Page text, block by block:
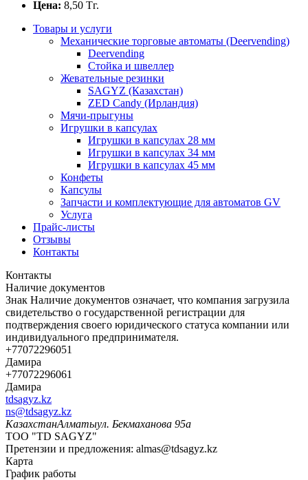
Цена: 8,50 Тг.
Товары и услуги
Механические торговые автоматы (Deervending)
Deervending
Стойка и швеллер
Жевательные резинки
SAGYZ (Казахстан)
ZED Candy (Ирландия)
Мячи-прыгуны
Игрушки в капсулах
Игрушки в капсулах 28 мм
Игрушки в капсулах 34 мм
Игрушки в капсулах 45 мм
Конфеты
Капсулы
Запчасти и комплектующие для автоматов GV
Услуга
Прайс-листы
Отзывы
Контакты
Контакты
Наличие документов
Знак Наличие документов означает, что компания загрузила
свидетельство о государственной регистрации для
подтверждения своего юридического статуса компании или
индивидуального предпринимателя.
+77072296051
Дамира
+77072296061
Дамира
tdsagyz.kz
ns@tdsagyz.kz
КазахстанАлматыул. Бекмаханова 95а
ТОО "TD SAGYZ"
Претензии и предложения: almas@tdsagyz.kz
Карта
График работы